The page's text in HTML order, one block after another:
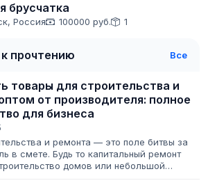
брусчатка
Россия 100000 руб. 1
прочтению Все
товары для строительства и
от производителя: полное
для бизнеса
и ремонта — это поле битвы за
в смете. Будь то капитальный ремонт
домов или небольшой